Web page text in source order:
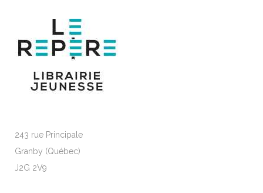
243 rue Principale
Granby (Québec)
J2G 2V9